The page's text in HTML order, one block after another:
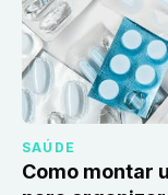
SAÚDE
Como montar